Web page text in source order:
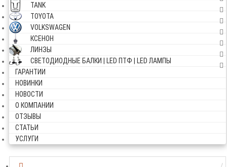
TANK
TOYOTA
VOLKSWAGEN
КСЕНОН
ЛИНЗЫ
СВЕТОДИОДНЫЕ БАЛКИ | LED ПТФ | LED ЛАМПЫ
ГАРАНТИИ
НОВИНКИ
НОВОСТИ
О КОМПАНИИ
ОТЗЫВЫ
СТАТЬИ
УСЛУГИ